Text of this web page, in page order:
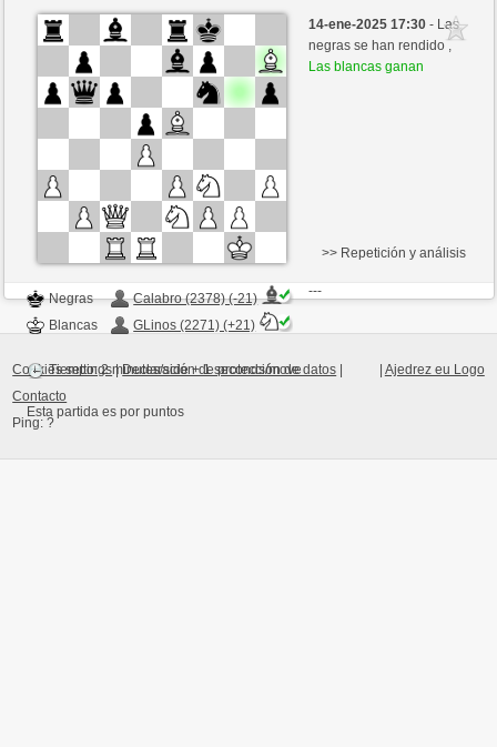
Blancas
PKeller (2243) (+2)
Negras
GLinos (2292) (-2)
Tiempo: 2 minutes/side + 6 seconds/move
Esta partida es por puntos
14-ene-2025 17:30- Las
negras se han rendido ,
Las blancas ganan
Negras
Calabro (2378) (-21)
Blancas
GLinos (2271) (+21)
Tiempo: 2 minutes/side + 1 seconds/move
Esta partida es por puntos
>> Repetición y análisis
---
Ajedrez eu Logo
Cookies settings|Declaración de protección de datos
Contacto
Ping:?